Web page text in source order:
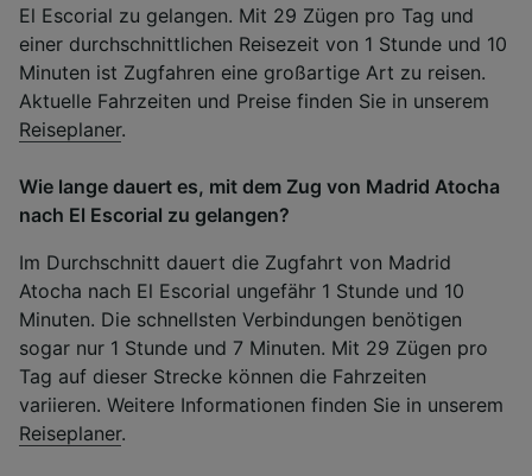
El Escorial zu gelangen. Mit 29 Zügen pro Tag und
einer durchschnittlichen Reisezeit von 1 Stunde und 10
Minuten ist Zugfahren eine großartige Art zu reisen.
Aktuelle Fahrzeiten und Preise finden Sie in unserem
Reiseplaner.
Wie lange dauert es, mit dem Zug von Madrid Atocha
nach El Escorial zu gelangen?
Im Durchschnitt dauert die Zugfahrt von Madrid
Atocha nach El Escorial ungefähr 1 Stunde und 10
Minuten. Die schnellsten Verbindungen benötigen
sogar nur 1 Stunde und 7 Minuten. Mit 29 Zügen pro
Tag auf dieser Strecke können die Fahrzeiten
variieren. Weitere Informationen finden Sie in unserem
Reiseplaner.